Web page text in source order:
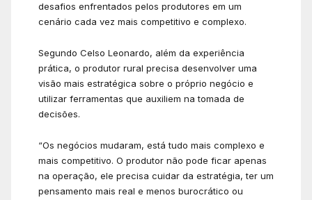
desafios enfrentados pelos produtores em um
cenário cada vez mais competitivo e complexo.
Segundo Celso Leonardo, além da experiência
prática, o produtor rural precisa desenvolver uma
visão mais estratégica sobre o próprio negócio e
utilizar ferramentas que auxiliem na tomada de
decisões.
“Os negócios mudaram, está tudo mais complexo e
mais competitivo. O produtor não pode ficar apenas
na operação, ele precisa cuidar da estratégia, ter um
pensamento mais real e menos burocrático ou